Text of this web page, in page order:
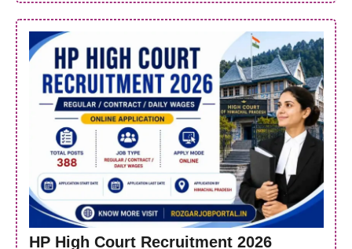
HP High Court Recruitment 2026